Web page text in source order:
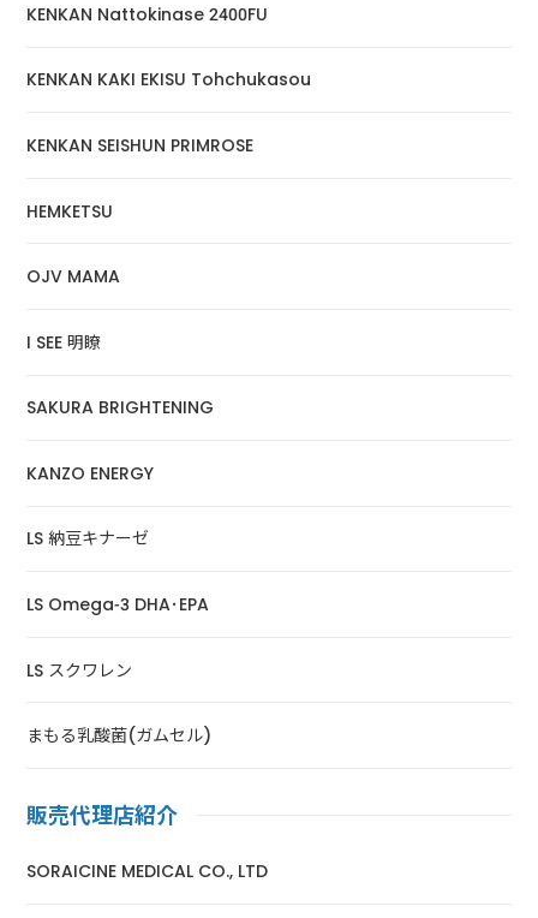
KENKAN Nattokinase 2400FU
KENKAN KAKI EKISU Tohchukasou
KENKAN SEISHUN PRIMROSE
HEMKETSU
OJV MAMA
I SEE 明瞭
SAKURA BRIGHTENING
KANZO ENERGY
LS 納豆キナーゼ
LS Omega-3 DHA･EPA
LS スクワレン
まもる乳酸菌(ガムセル)
販売代理店紹介
SORAICINE MEDICAL CO., LTD